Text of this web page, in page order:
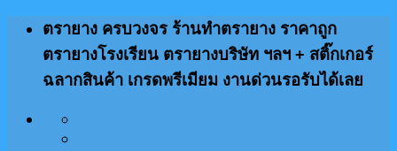
ข้าม
ตรายาง ครบวงจร ร้านทำตรายาง ราคาถูก
ตรายางโรงเรียน ตรายางบริษัท ฯลฯ + สติ๊กเกอร์
ฉลากสินค้า เกรดพรีเมียม งานด่วนรอรับได้เลย